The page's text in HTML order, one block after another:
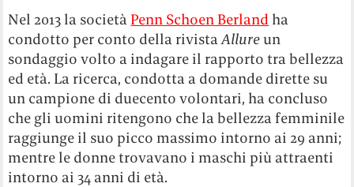
Nel 2013 la società Penn Schoen Berland ha
condotto per conto della rivistaAllureun
sondaggio volto a indagare il rapporto tra bellezza
ed età. La ricerca, condotta a domande dirette su
un campione di duecento volontari, ha concluso
che gli uomini ritengono che la bellezza femminile
raggiunge il suo picco massimo intorno ai 29 anni;
mentre le donne trovavano i maschi più attraenti
intorno ai 34 anni di età.